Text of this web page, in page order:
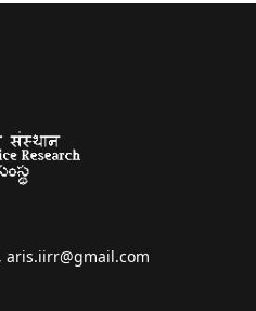
, aris.iirr@gmail.com